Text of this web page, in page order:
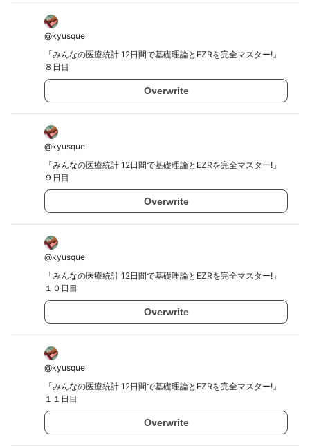
@kyusque
「みんなの医療統計 12日間で基礎理論とEZRを完全マスター!」
８日目
Overwrite
@kyusque
「みんなの医療統計 12日間で基礎理論とEZRを完全マスター!」
９日目
Overwrite
@kyusque
「みんなの医療統計 12日間で基礎理論とEZRを完全マスター!」
１０日目
Overwrite
@kyusque
「みんなの医療統計 12日間で基礎理論とEZRを完全マスター!」
１１日目
Overwrite